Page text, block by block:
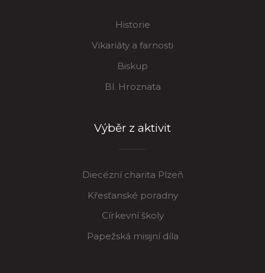
Historie
Vikariáty a farnosti
Biskup
Bl. Hroznata
Výběr z aktivit
Diecézní charita Plzeň
Křesťanské poradny
Církevní školy
Papežská misijní díla